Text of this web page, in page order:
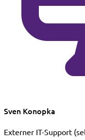
Sven Konopka
Externer IT-Support